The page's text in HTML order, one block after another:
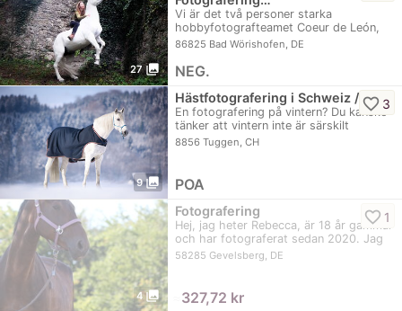
27 photo_library
Vi är det två personer starka
hobbyfotografteamet Coeur de León,
som brinner för att…
86825 Bad Wörishofen, DE
NEG.
9 photo_library
Hästfotografering i Schweiz /…
En fotografering på vintern? Du kanske
tänker att vintern inte är särskilt
lämplig…
8856 Tuggen, CH
favorite_border 3
POA
4 photo_library
Fotografering
Hej, jag heter Rebecca, är 18 år gammal
och har fotograferat sedan 2020. Jag
har haft…
58285 Gevelsberg, DE
favorite_border 1
327,72 kr